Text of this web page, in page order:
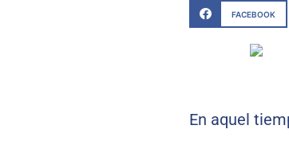
FACEBOOK
En aquel